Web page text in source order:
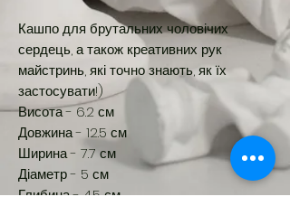
Кашпо для брутальних чоловічих
сердець, а також креативних рук
майстринь, які точно знають, як їх
застосувати!)
Висота - 6.2 см
Довжина - 12.5 см
Ширина - 7.7 см
Діаметр - 5 см
Глибина - 4.5 см